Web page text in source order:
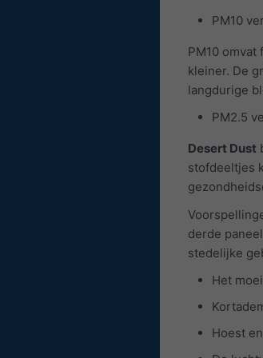
PM10
PM10
kleiner. De
langdurige
PM2.5
Desert Dust
stofdeeltjes
derde
stedelijke
Het
Hoest